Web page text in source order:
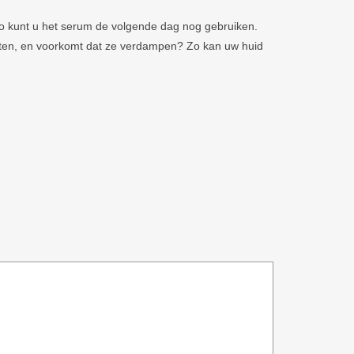
u het serum de volgende dag nog gebruiken.
en voorkomt dat ze verdampen? Zo kan uw huid